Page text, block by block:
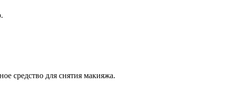
средство для снятия макияжа.